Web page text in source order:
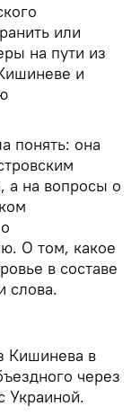
или
на пути из
и
понять: она
а на вопросы о
О том, какое
в составе
слова.
Кишинева в
через
Украиной.